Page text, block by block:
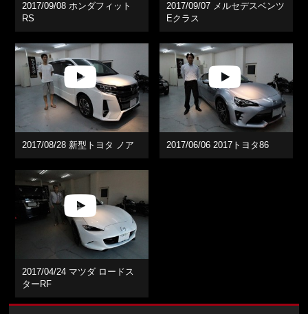
2017/09/08 ホンダフィット
RS
2017/09/07 メルセデスベンツ
Eクラス
2017/08/28 新型トヨタ ノア 2017/06/06 2017トヨタ86
2017/04/24 マツダ ロードス
ターRF